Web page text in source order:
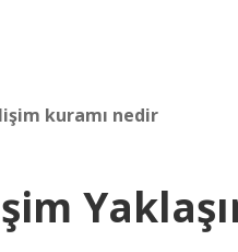
kuramı nedir